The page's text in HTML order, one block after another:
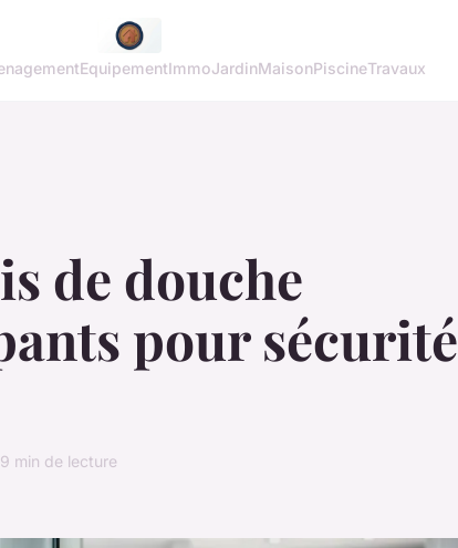
EquipementImmoJardinMaisonPiscineTravaux
de douche
pour sécurité
min de lecture